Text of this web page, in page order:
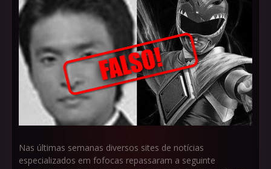
Nas últimas semanas diversos sites de notícias
especializados em fofocas repassaram a seguinte